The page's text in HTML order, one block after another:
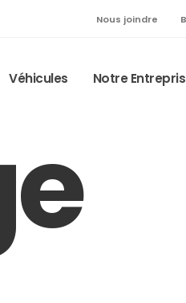
Nous joindre
Véhicules Notre